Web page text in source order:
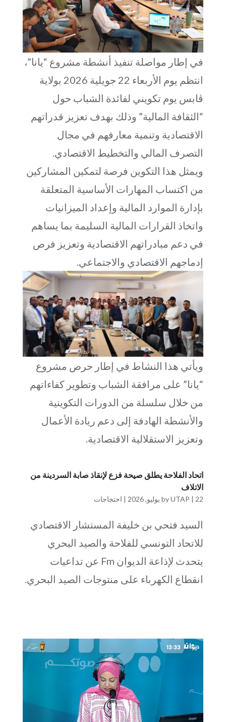
في إطار مواصلة تنفيذ أنشطة مشروع “يانا”،
انتظم يوم الأربعاء 22 جويلية 2026 بولاية
ڨابس يوم تكويني لفائدة الشباب حول
“الثقافة المالية” وذلك بهدف تعزيز قدراتهم
الاقتصادية وتنمية معارفهم في مجال
التصرف المالي والتخطيط الاقتصادي.
ويمثل هذا التكوين فرصة لتمكين المشاركين
من اكتساب المهارات الأساسية المتعلقة
بإدارة الموارد المالية وإعداد الميزانيات
واتخاذ القرارات المالية السليمة بما يساهم
في دعم مبادراتهم الاقتصادية وتعزيز فرص
إدماجهم الاقتصادي والاجتماعي.
ويأتي هذا النشاط في إطار حرص مشروع
“يانا” على مرافقة الشباب وتطوير كفاءاتهم
من خلال سلسلة من الدورات التكوينية
والأنشطة الهادفة إلى دعم ريادة الأعمال
وتعزيز الاستقلالية الاقتصادية.
اتحاد الفلاحة يطلق صيحة فزع لإنقاذ صابة السردينة من
الاتلاف
byUTAP |22 يوليو, 2026 | احتجاجات
السيد فتحي بن خليفة المستشار الاقتصادي
للاتحاد التونسي للفلاحة والصيد البحري
يتحدث لإذاعة الديوان Fm عن تداعيات
انقطاع الكهرباء على منتوجات الصيد البحري.